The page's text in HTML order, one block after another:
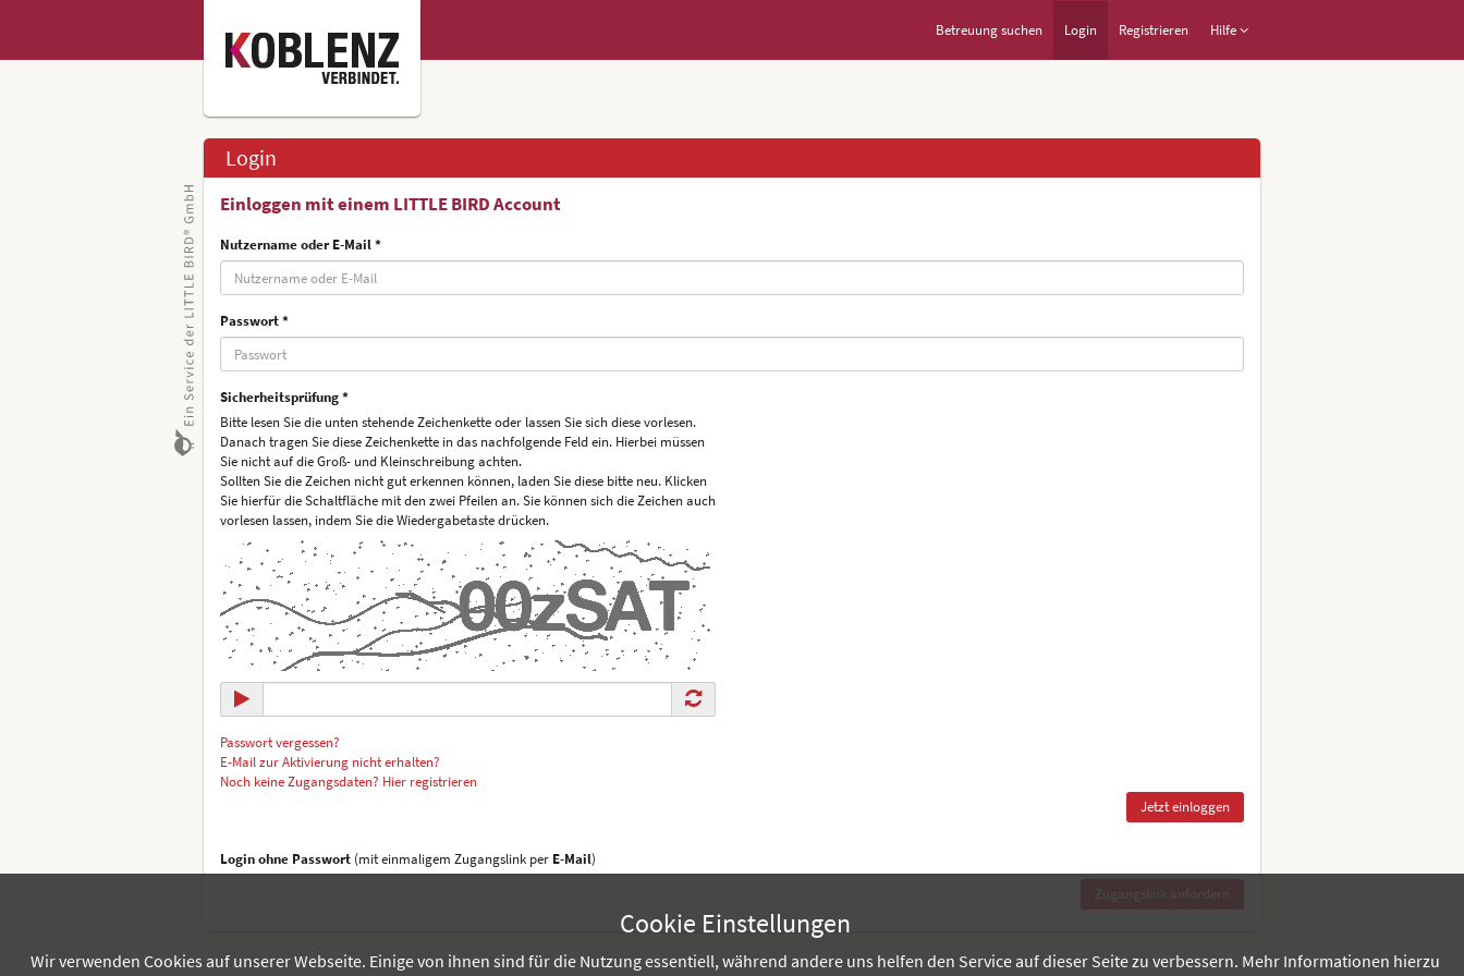
Betreuung suchen Login Registrieren Hilfe
Login
Einloggen mit einem LITTLE BIRD Account
Nutzername oder E-Mail *
Passwort *
Sicherheitsprüfung *
Bitte lesen Sie die unten stehende Zeichenkette oder lassen Sie sich diese vorlesen.
Danach tragen Sie diese Zeichenkette in das nachfolgende Feld ein. Hierbei müssen
Sie nicht auf die Groß- und Kleinschreibung achten.
Sollten Sie die Zeichen nicht gut erkennen können, laden Sie diese bitte neu. Klicken
Sie hierfür die Schaltfläche mit den zwei Pfeilen an. Sie können sich die Zeichen auch
vorlesen lassen, indem Sie die Wiedergabetaste drücken.
Passwort vergessen?
E-Mail zur Aktivierung nicht erhalten?
Noch keine Zugangsdaten? Hier registrieren
Login ohne Passwort (mit einmaligem Zugangslink per E-Mail)
Cookie Einstellungen
Wir verwenden Cookies auf unserer Webseite. Einige von ihnen sind für die Nutzung essentiell, während andere uns helfen den Service auf dieser Seite zu verbessern. Mehr Informationen hierzu